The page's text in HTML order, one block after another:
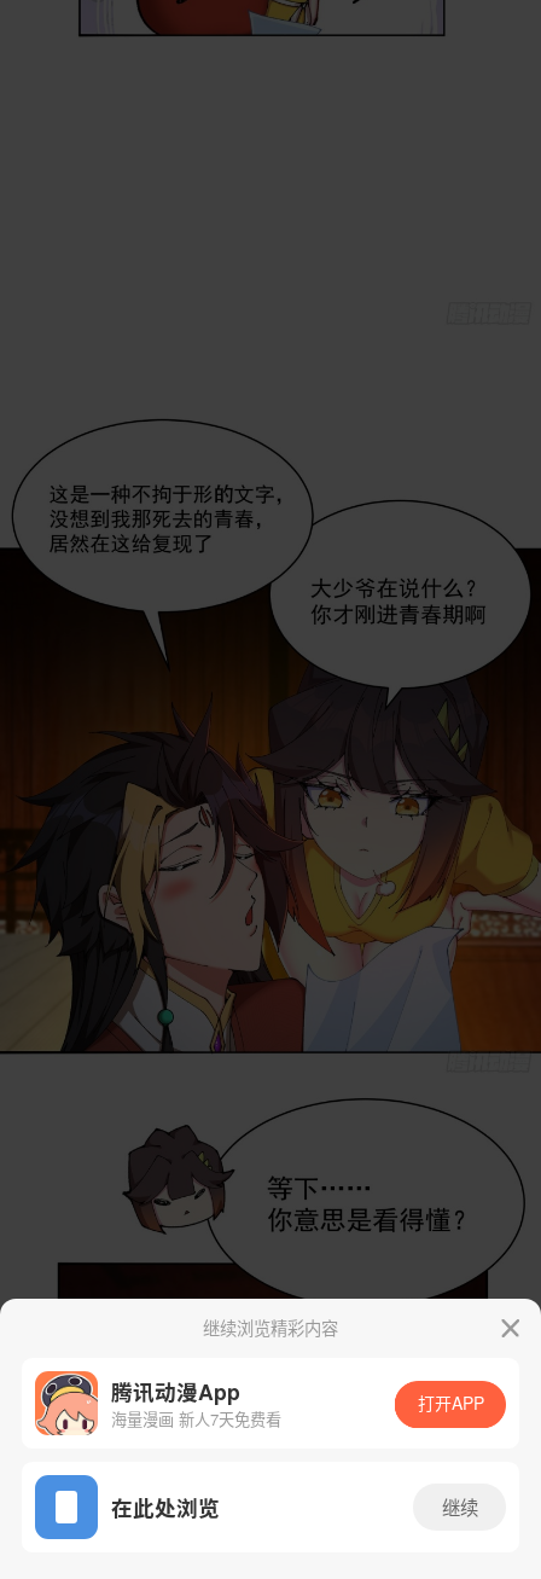
App免费看
继续浏览精彩内容
腾讯动漫App
海量漫画 新人7天免费看
打开APP
在此处浏览 继续